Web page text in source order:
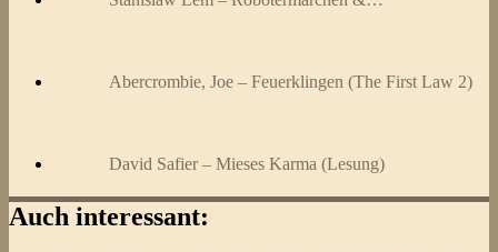
Abercrombie, Joe – Feuerklingen (The First Law 2)
David Safier – Mieses Karma (Lesung)
Auch interessant: